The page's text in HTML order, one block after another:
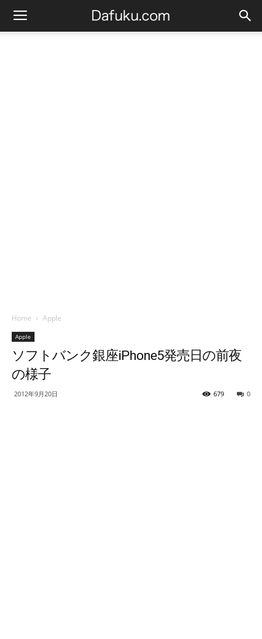
Home Apple
Apple
ソフトバンク銀座iPhone5発売日の前夜
の様子
2012年9月20日 0
679